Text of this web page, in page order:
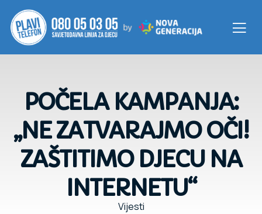
POČELA KAMPANJA:
„NE ZATVARAJMO OČI!
ZAŠTITIMO DJECU NA
INTERNETU“
Vijesti